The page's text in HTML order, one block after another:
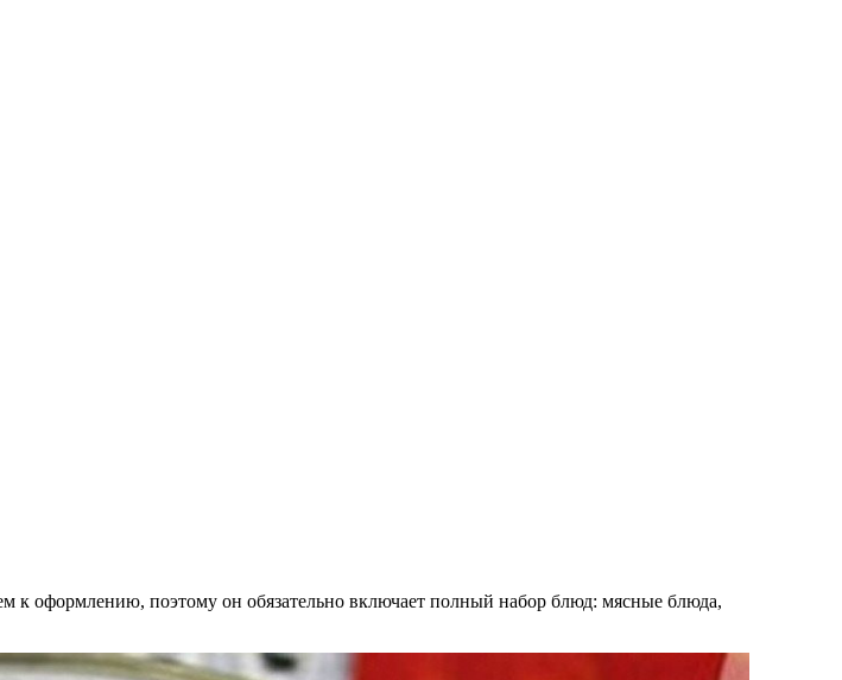
к оформлению, поэтому он обязательно включает полный набор блюд: мясные блюда,